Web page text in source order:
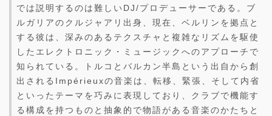
では説明するのは難しいDJ/プロデューサーである。ブ
ルガリアのクルジャアリ出身、現在、ベルリンを拠点と
する彼は、深みのあるテクスチャと複雑なリズムを駆使
したエレクトロニック・ミュージックへのアプローチで
知られている。トルコとバルカン半島という出自から創
出されるImpérieuxの音楽は、転移、緊張、そして内省
といったテーマを巧みに表現しており、クラブで機能す
る構成を持つものと抽象的で物語がある音楽のかたちと